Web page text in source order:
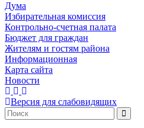
Дума
Избирательная комиссия
Контрольно-счетная палата
Бюджет для граждан
Жителям и гостям района
Информационная
Карта сайта
Новости
Версия для слабовидящих